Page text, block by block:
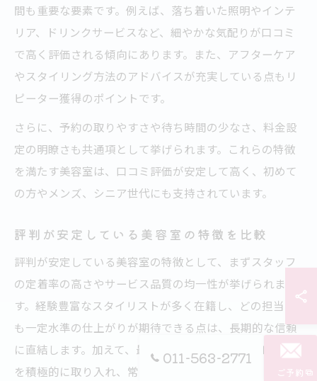
間も重要な要素です。例えば、落ち着いた照明やインテ
リア、ドリンクサービスなど、細やかな気配りが口コミ
で高く評価される傾向にあります。また、アフターケア
やスタイリング方法のアドバイスが充実している点もリ
ピーター獲得のポイントです。
さらに、予約の取りやすさや待ち時間の少なさ、料金設
定の明瞭さも共通項として挙げられます。これらの特徴
を満たす美容室は、口コミ評価が安定して高く、初めて
の方やメンズ、シニア世代にも支持されています。
評判が安定している美容室の特徴を比較
評判が安定している美容室の特徴として、まずスタッフ
の定着率の高さやサービス品質の均一性が挙げられま
す。経験豊富なスタイリストが多く在籍し、どの担当で
も一定水準の仕上がりが期待できる点は、長期的な信頼
に直結します。加えて、最新のヘアケア技術やトレンド
を積極的に取り入れ、常にサービス向上を目指している
011-563-2771
ご予約